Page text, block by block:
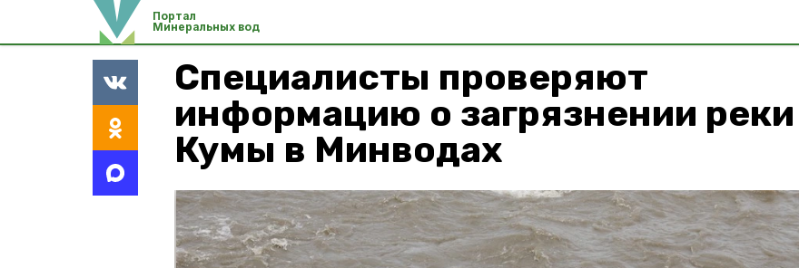
Портал
Минеральных вод
Специалисты проверяют
информацию о загрязнении реки
Кумы в Минводах